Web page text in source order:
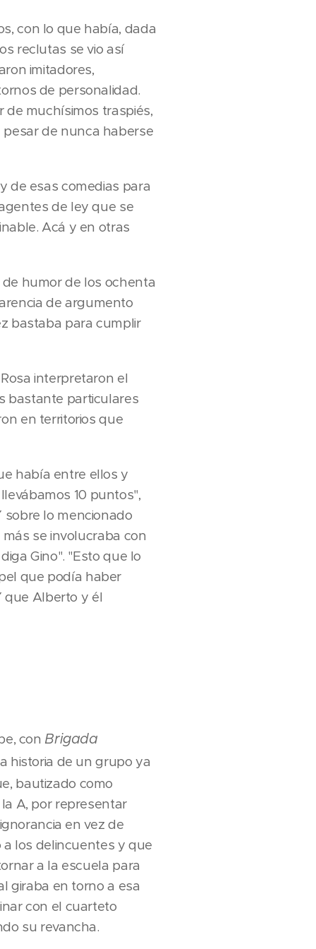
con lo que había, dada
reclutas se vio así
imitadores,
de personalidad.
muchísimos traspiés,
de nunca haberse
de esas comedias para
de ley que se
Acá y en otras
humor de los ochenta
de argumento
bastaba para cumplir
interpretaron el
bastante particulares
en territorios que
había entre ellos y
10 puntos",
lo mencionado
se involucraba con
Gino". "Esto que lo
que podía haber
que Alberto y él
con Brigada
historia de un grupo ya
bautizado como
A, por representar
en vez de
los delincuentes y que
a la escuela para
giraba en torno a esa
con el cuarteto
su revancha.